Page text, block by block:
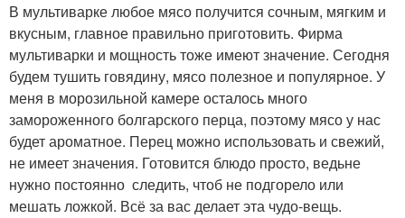
В мультиварке любое мясо получится сочным, мягким и
вкусным, главное правильно приготовить. Фирма
мультиварки и мощность тоже имеют значение. Сегодня
будем тушить говядину, мясо полезное и популярное. У
меня в морозильной камере осталось много
замороженного болгарского перца, поэтому мясо у нас
будет ароматное. Перец можно использовать и свежий,
не имеет значения. Готовится блюдо просто, ведьне
нужно постоянно следить, чтоб не подгорело или
мешать ложкой. Всё за вас делает эта чудо-вещь.